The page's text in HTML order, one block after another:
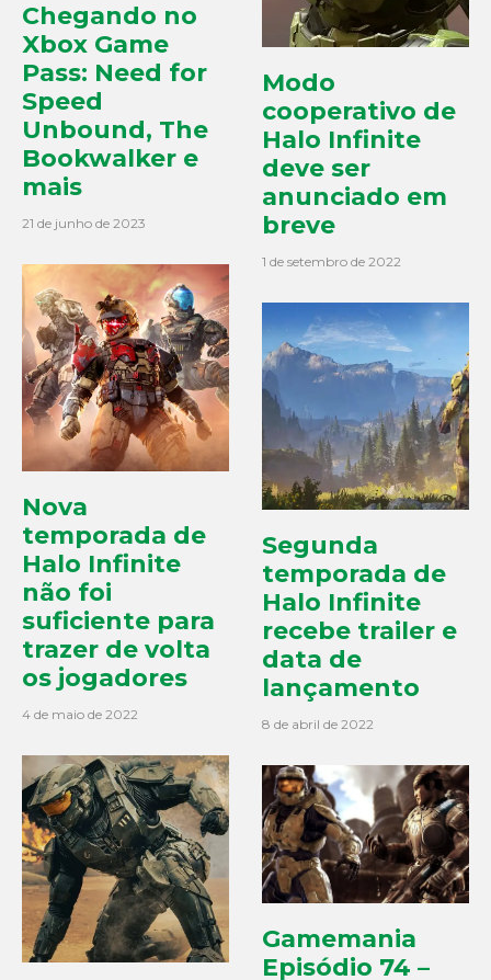
Chegando no
Xbox Game
Pass: Need for
Speed
Unbound, The
Bookwalker e
mais
21 de junho de 2023
Nova
temporada de
Halo Infinite
não foi
suficiente para
trazer de volta
os jogadores
4 de maio de 2022
Modo
cooperativo de
Halo Infinite
deve ser
anunciado em
breve
1 de setembro de 2022
Segunda
temporada de
Halo Infinite
recebe trailer e
data de
lançamento
8 de abril de 2022
Gamemania
Episódio 74 –